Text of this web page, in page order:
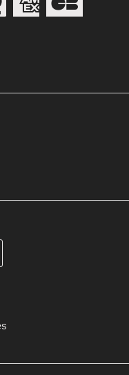
votre compte client à la